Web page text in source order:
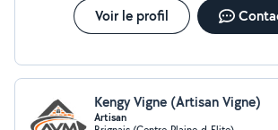
Voir le profil
Kengy Vigne (Artisan Vigne)
Artisan